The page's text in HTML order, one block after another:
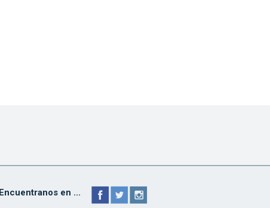
Encuentranos en ...